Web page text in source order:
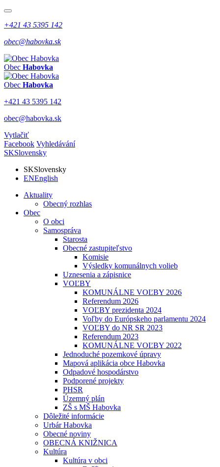
+421 43 5395 142
obec@habovka.sk
Obec Habovka
Obec Habovka
+421 43 5395 142
obec@habovka.sk
Vytlačiť
Facebook Vyhledávání
SKSlovensky
SKSlovensky
ENEnglish
Aktuality
Obecný rozhlas
Obec
O obci
Samospráva
Starosta
Obecné zastupiteľstvo
Komisie
Výsledky komunálnych volieb
Uznesenia a zápisnice
VOĽBY
KOMUNÁLNE VOĽBY 2026
Referendum 2026
VOĽBY prezidenta 2024
Voľby do Európskeho parlamentu 2024
VOĽBY do NR SR 2023
Referendum 2023
KOMUNÁLNE VOĽBY 2022
Jednoduché pozemkové úpravy
Mapová aplikácia obce Habovka
Odpadové hospodárstvo
Podporené projekty
PHSR
Územný plán
ZŠ s MŠ Habovka
Dôležité informácie
Urbár Habovka
Obecné noviny
OBECNÁ KNIŽNICA
Kultúra
Kultúra v obci